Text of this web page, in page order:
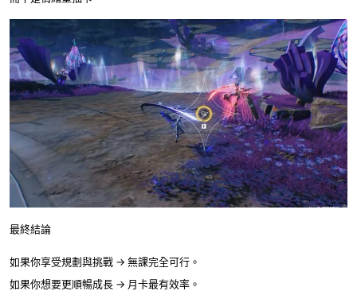
最終結論
如果你享受規劃與挑戰 → 無課完全可行。
如果你想要更順暢成長 → 月卡最有效率。